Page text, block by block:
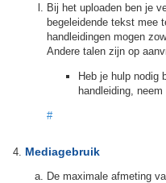
Bij het uploaden ben je
begeleidende tekst mee
handleidingen mogen
Andere talen zijn op
Heb je hulp nodig
handleiding,
#
Mediagebruik
De maximale afmeting